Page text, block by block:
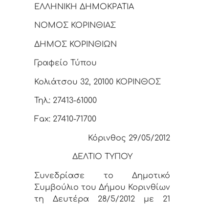
ΕΛΛΗΝΙΚΗ ΔΗΜΟΚΡΑΤΙΑ
ΝΟΜΟΣ ΚΟΡΙΝΘΙΑΣ
ΔΗΜΟΣ ΚΟΡΙΝΘΙΩΝ
Γραφείο Τύπου
Κολιάτσου 32, 20100 ΚΟΡΙΝΘΟΣ
Τηλ.: 27413-61000
Fax: 27410-71700
Κόρινθος 29/05/2012
ΔΕΛΤΙΟ ΤΥΠΟΥ
Συνεδρίασε το Δημοτικό
Συμβούλιο του Δήμου Κορινθίων
τη Δευτέρα 28/5/2012 με 21